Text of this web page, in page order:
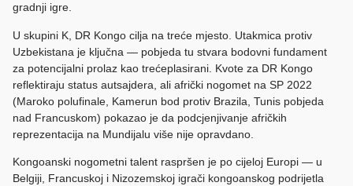
gradnji igre.
U skupini K, DR Kongo cilja na treće mjesto. Utakmica protiv
Uzbekistana je ključna — pobjeda tu stvara bodovni fundament
za potencijalni prolaz kao trećeplasirani. Kvote za DR Kongo
reflektiraju status autsajdera, ali afrički nogomet na SP 2022
(Maroko polufinale, Kamerun bod protiv Brazila, Tunis pobjeda
nad Francuskom) pokazao je da podcjenjivanje afričkih
reprezentacija na Mundijalu više nije opravdano.
Kongoanski nogometni talent raspršen je po cijeloj Europi — u
Belgiji, Francuskoj i Nizozemskoj igrači kongoanskog podrijetla